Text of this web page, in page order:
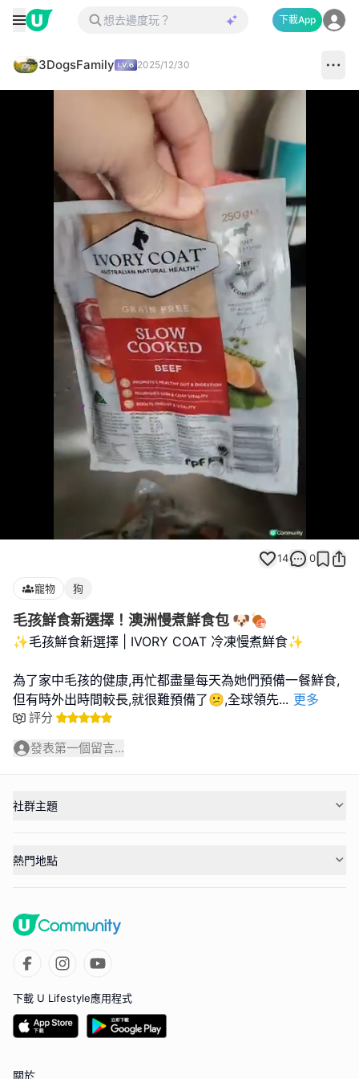
下載App
3DogsFamily 2025/12/30
Loaded :
100.00%
14 0
寵物 狗
毛孩鮮食新選擇！澳洲慢煮鮮食包 🐶🍖
✨毛孩鮮食新選擇 | IVORY COAT 冷凍慢煮鮮食✨
為了家中毛孩的健康,再忙都盡量每天為她們預備一餐鮮食,
但有時外出時間較長,就很難預備了😕,全球領先... 更多
評分
發表第一個留言...
社群主題
熱門地點
下載 U Lifestyle應用程式
關於